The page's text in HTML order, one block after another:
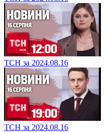
ТСН за 2024.08.16
ТСН за 2024.08.16